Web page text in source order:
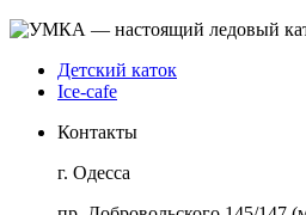
Детский каток
Ice-cafe
Контакты
г. Одесса